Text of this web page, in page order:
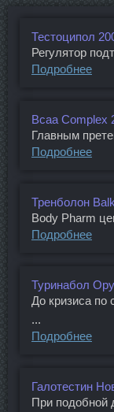
Тестоципол
Регулятор
Подробнее
Bcaa Complex
Главным
Подробнее
Тренболон
Body Pharm
Подробнее
Туринабол
До кризиса по
...
Подробнее
Галотестин
При подобной